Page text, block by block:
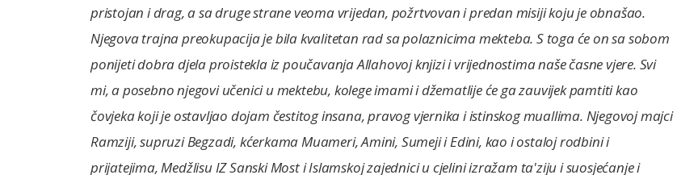
pristojan i drag, a sa druge strane veoma vrijedan, požrtvovan i predan misiji koju je obnašao.
Njegova trajna preokupacija je bila kvalitetan rad sa polaznicima mekteba. S toga će on sa sobom
ponijeti dobra djela proistekla iz poučavanja Allahovoj knjizi i vrijednostima naše časne vjere. Svi
mi, a posebno njegovi učenici u mektebu, kolege imami i džematlije će ga zauvijek pamtiti kao
čovjeka koji je ostavljao dojam čestitog insana, pravog vjernika i istinskog muallima. Njegovoj majci
Ramziji, supruzi Begzadi, kćerkama Muameri, Amini, Sumeji i Edini, kao i ostaloj rodbini i
prijatejima, Medžlisu IZ Sanski Most i Islamskoj zajednici u cjelini izražam ta'ziju i suosjećanje i